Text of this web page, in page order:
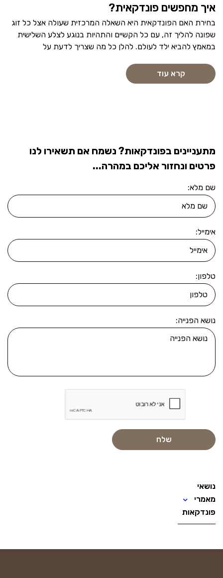
איך מחפשים פונדקאית?
בחירת האם הפונדקאית היא השאלה המרכזית שעולה אצל כל זוג
שפונה להליך זה, עם כל הקשיים והתהיות בנוגע לצלע השלישית
במאמץ להביא ילד לעולם. להלן כל מה שצריך לדעת על
קרא עוד
מתעניינים בפונדקאות? נשמח אם תשאירו לנו
פרטים ונחזור אליכם במהרה...
שם מלא:
אימייל:
טלפון:
נושא הפנייה:
נושאי
מאמרי
פונדקאות